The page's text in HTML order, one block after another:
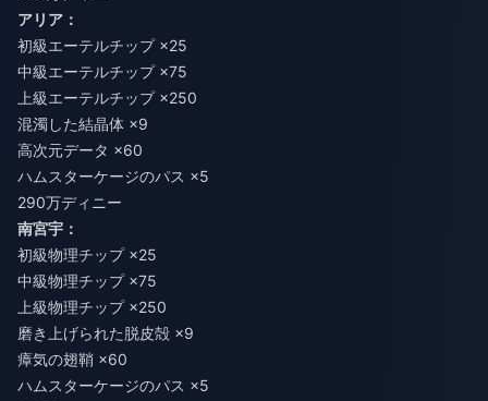
アリア：
初級エーテルチップ ×25
中級エーテルチップ ×75
上級エーテルチップ ×250
混濁した結晶体 ×9
高次元データ ×60
ハムスターケージのパス ×5
290万ディニー
南宮宇：
初級物理チップ ×25
中級物理チップ ×75
上級物理チップ ×250
磨き上げられた脱皮殻 ×9
瘴気の翅鞘 ×60
ハムスターケージのパス ×5